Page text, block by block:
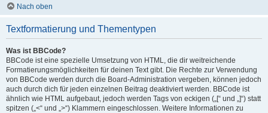
Nach oben
Textformatierung und Thementypen
Was ist BBCode?
BBCode ist eine spezielle Umsetzung von HTML, die dir weitreichende
Formatierungsmöglichkeiten für deinen Text gibt. Die Rechte zur Verwendung
von BBCode werden durch die Board-Administration vergeben, können jedoch
auch durch dich für jeden einzelnen Beitrag deaktiviert werden. BBCode ist
ähnlich wie HTML aufgebaut, jedoch werden Tags von eckigen („[“ und „]“) statt
spitzen („<“ und „>“) Klammern eingeschlossen. Weitere Informationen zu